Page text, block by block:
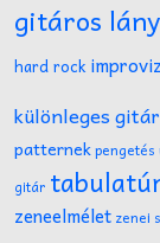
gitáros lány
hard rock
különleges gitár
patternekpengetés
gitár
zeneelmélet zenei